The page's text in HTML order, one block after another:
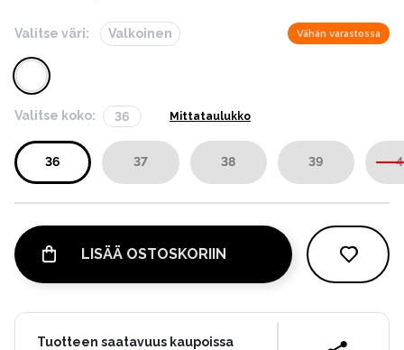
Valitse väri: Valkoinen Vähän varastossa
Valitse koko: 36 Mittataulukko
36 37 38 39
LISÄÄ OSTOSKORIIN
Tuotteen saatavuus kaupoissa